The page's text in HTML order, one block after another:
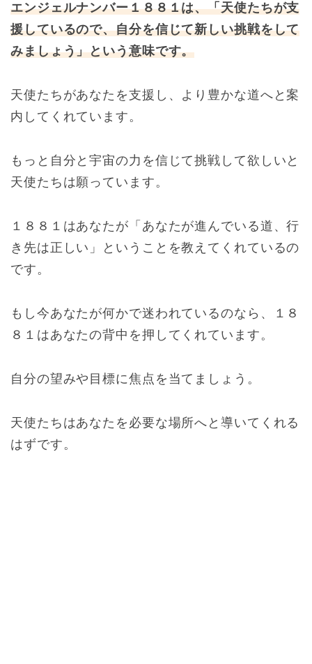
エンジェルナンバー１８８１は、「天使たちが支
援しているので、自分を信じて新しい挑戦をして
みましょう」という意味です。
天使たちがあなたを支援し、より豊かな道へと案
内してくれています。
もっと自分と宇宙の力を信じて挑戦して欲しいと
天使たちは願っています。
１８８１はあなたが「あなたが進んでいる道、行
き先は正しい」ということを教えてくれているの
です。
もし今あなたが何かで迷われているのなら、１８
８１はあなたの背中を押してくれています。
自分の望みや目標に焦点を当てましょう。
天使たちはあなたを必要な場所へと導いてくれる
はずです。